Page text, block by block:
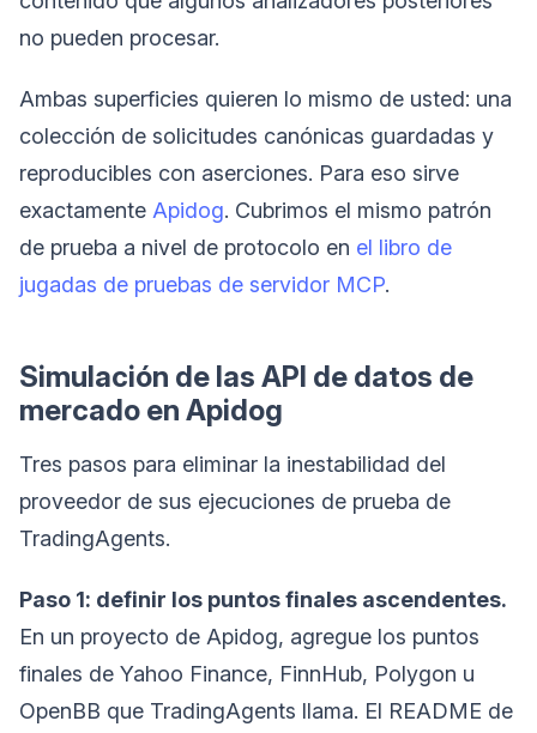
no pueden procesar.
Ambas superficies quieren lo mismo de usted: una
colección de solicitudes canónicas guardadas y
reproducibles con aserciones. Para eso sirve
exactamente Apidog. Cubrimos el mismo patrón
de prueba a nivel de protocolo en el libro de
jugadas de pruebas de servidor MCP.
Simulación de las API de datos de
mercado en Apidog
Tres pasos para eliminar la inestabilidad del
proveedor de sus ejecuciones de prueba de
TradingAgents.
Paso 1: definir los puntos finales ascendentes.
En un proyecto de Apidog, agregue los puntos
finales de Yahoo Finance, FinnHub, Polygon u
OpenBB que TradingAgents llama. El README de